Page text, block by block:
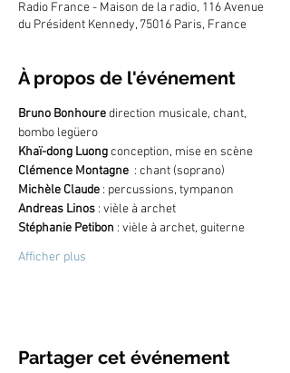
Radio France - Maison de la radio, 116 Avenue
du Président Kennedy, 75016 Paris, France
À propos de l'événement
Bruno Bonhoure direction musicale, chant,
bombo legüero
Khaï-dong Luong conception, mise en scène
Clémence Montagne : chant (soprano)
Michèle Claude : percussions, tympanon
Andreas Linos : vièle à archet
Stéphanie Petibon : vièle à archet, guiterne
Afficher plus
Partager cet événement